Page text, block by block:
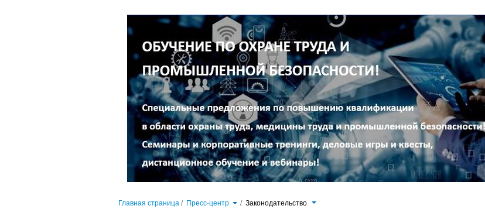
Главная страница / Пресс-центр / Законодательство